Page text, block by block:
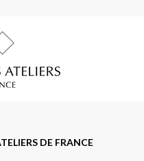
DE FRANCE